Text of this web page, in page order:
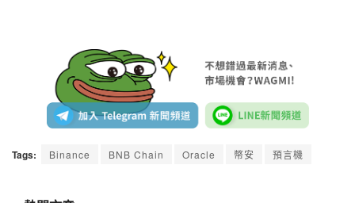
Tags: Binance BNB Chain Oracle 幣安 預言機